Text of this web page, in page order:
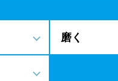
磨く